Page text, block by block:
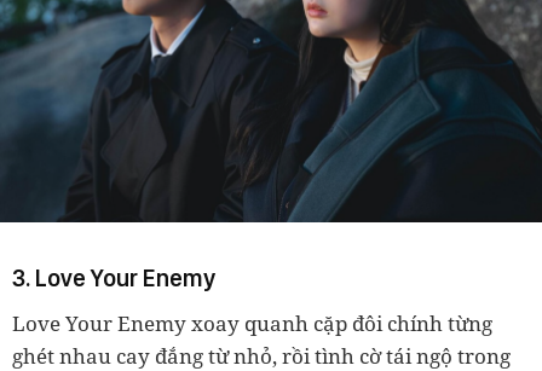
3. Love Your Enemy
Love Your Enemy xoay quanh cặp đôi chính từng
ghét nhau cay đắng từ nhỏ, rồi tình cờ tái ngộ trong